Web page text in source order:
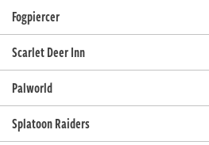
Fogpiercer
Scarlet Deer Inn
Palworld
Splatoon Raiders